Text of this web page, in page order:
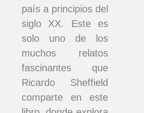
país a principios del
siglo XX. Este es
solo uno de los
muchos relatos
fascinantes que
Ricardo Sheffield
comparte en este